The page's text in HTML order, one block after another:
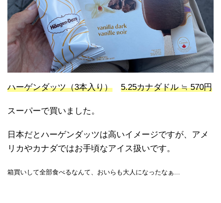
ハーゲンダッツ（3本入り） 5.25カナダドル ≒ 570円
スーパーで買いました。
日本だとハーゲンダッツは高いイメージですが、アメ
リカやカナダではお手頃なアイス扱いです。
箱買いして全部食べるなんて、おいらも大人になったなぁ...